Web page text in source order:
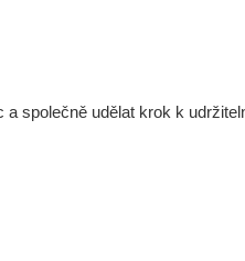
společně udělat krok k